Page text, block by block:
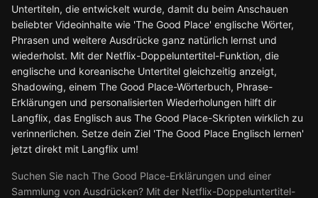
Untertiteln, die entwickelt wurde, damit du beim Anschauen
beliebter Videoinhalte wie 'The Good Place' englische Wörter,
Phrasen und weitere Ausdrücke ganz natürlich lernst und
wiederholst. Mit der Netflix-Doppeluntertitel-Funktion, die
englische und koreanische Untertitel gleichzeitig anzeigt,
Shadowing, einem The Good Place-Wörterbuch, Phrase-
Erklärungen und personalisierten Wiederholungen hilft dir
Langflix, das Englisch aus The Good Place-Skripten wirklich zu
verinnerlichen. Setze dein Ziel 'The Good Place Englisch lernen'
jetzt direkt mit Langflix um!
Suchen Sie nach The Good Place-Erklärungen und einer
Sammlung von Ausdrücken? Mit der Netflix-Doppeluntertitel-